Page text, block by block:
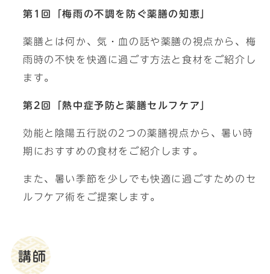
第1回「梅雨の不調を防ぐ薬膳の知恵」
薬膳とは何か、気・血の話や薬膳の視点から、梅
雨時の不快を快適に過ごす方法と食材をご紹介し
ます。
第2回「熱中症予防と薬膳セルフケア」
効能と陰陽五行説の2つの薬膳視点から、暑い時
期におすすめの食材をご紹介します。
また、暑い季節を少しでも快適に過ごすためのセ
ルフケア術をご提案します。
講師